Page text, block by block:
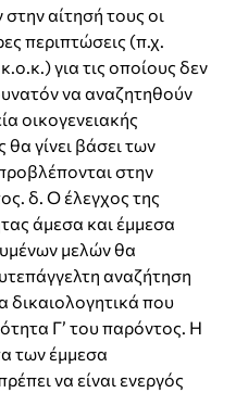
αίτησή τους οι
περιπτώσεις (π.χ.
για τις οποίους δεν
να αναζητηθούν
οικογενειακής
γίνει βάσει των
στην
δ. Ο έλεγχος της
άμεσα και έμμεσα
μελών θα
αναζήτηση
που
Γ’ του παρόντος. Η
των έμμεσα
να είναι ενεργός